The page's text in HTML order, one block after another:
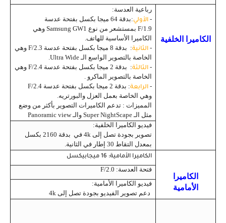
الكاميرا الخلفية
رباعية العدسة:
-الأولي
:بدقة 64 ميجا بكسل بفتحة عدسة
F/1.9 بمستشعر من نوع Samsung GW1 وهي
الكاميرا الأساسية للهاتف.
-الثانية
: بدقة 8 ميجا بكسل بفتحة عدسة F/2.3 وهي
الخاصة بالتصوير الواسع الـ Ultra Wide.
-الثالثة
: بدقة 2 ميجا بكسل بفتحة عدسة F/2.4 وهي
الخاصة بالتصوير الماكرو .
-الرابعة
: بدقة 2 ميجا بكسل بفتحة عدسة F/2.4
وهي الخاصة بعمل العزل والبورتريه.
المميزات : تدعم الكاميرات التصوير بأكثر من وضع
مثل الـ Super NightScape والـ Panoramic view
فيديو الكاميرا الخلفية:
تصوير بجودة تصل إلى 4k في بدقة 2160 بكسل
بمعدل التقاط 30 إطار في الثانية.
الكاميرا
الأمامية
الكاميرا الأمامية: 16 ميجابيكسل
فتحة العدسة: F/2.0
فيديو الكاميرا الأمامية:
دعم تصوير الفيديو بجودة تصل إلى 4k